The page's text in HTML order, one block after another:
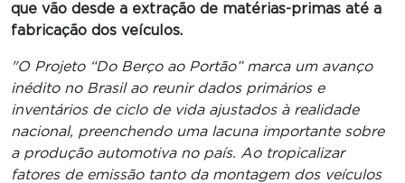
que vão desde a extração de matérias-primas até a
fabricação dos veículos.
"O Projeto “Do Berço ao Portão” marca um avanço
inédito no Brasil ao reunir dados primários e
inventários de ciclo de vida ajustados à realidade
nacional, preenchendo uma lacuna importante sobre
a produção automotiva no país. Ao tropicalizar
fatores de emissão tanto da montagem dos veículos